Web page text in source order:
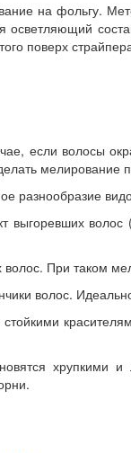
на фольгу.
поверх
если волосы
разнообразие
волос
При таком
волос.
хрупкими